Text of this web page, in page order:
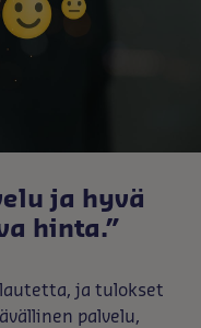
ja hyvä
hinta.”
ja tulokset
palvelu,